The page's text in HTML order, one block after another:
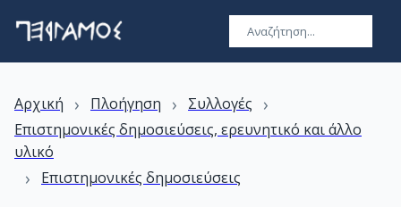
Αρχική › Πλοήγηση › Συλλογές ›
Επιστημονικές δημοσιεύσεις, ερευνητικό και άλλο
υλικό
› Επιστημονικές δημοσιεύσεις